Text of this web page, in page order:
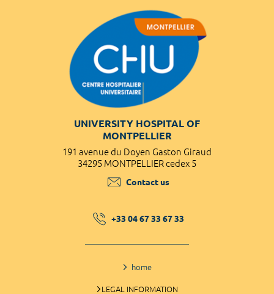
UNIVERSITY HOSPITAL OF
MONTPELLIER
191 avenue du Doyen Gaston Giraud
34295 MONTPELLIER cedex 5
Contact us
+33 04 67 33 67 33
home
LEGAL INFORMATION